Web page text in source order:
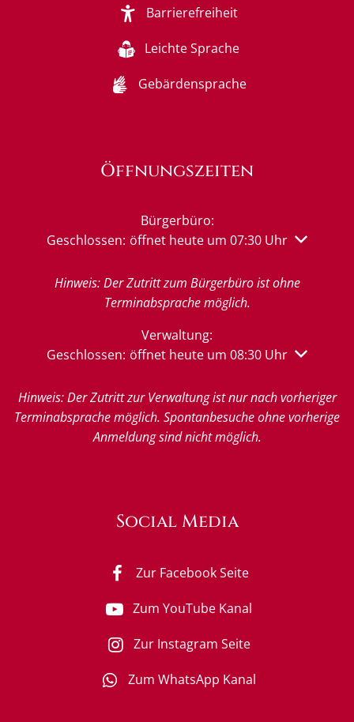
Barrierefreiheit
Leichte Sprache
Gebärdensprache
Öffnungszeiten
Bürgerbüro:
Klicken, um weitere Öffnungs- oder Schließzeiten
Geschlossen: öffnet heute um 07:30 Uhr
Hinweis: Der Zutritt zum Bürgerbüro ist ohne
Terminabsprache möglich.
Verwaltung:
Klicken, um weitere Öffnungs- oder Schließzeiten
Geschlossen: öffnet heute um 08:30 Uhr
Hinweis: Der Zutritt zur Verwaltung ist nur nach vorheriger
Terminabsprache möglich. Spontanbesuche ohne vorherige
Anmeldung sind nicht möglich.
Social Media
Zur Facebook Seite
Zum YouTube Kanal
Zur Instagram Seite
Zum WhatsApp Kanal